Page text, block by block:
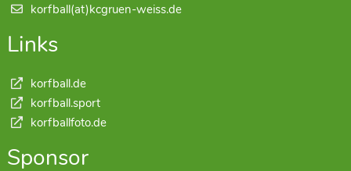
korfball(at)kcgruen-weiss.de
Links
korfball.de
korfball.sport
korfballfoto.de
Sponsor